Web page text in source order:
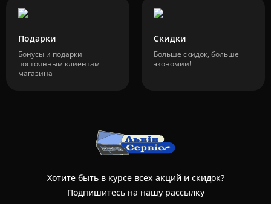
Подарки
Бонусы и подарки
постоянным клиентам
магазина
Скидки
Больше скидок, больше
экономии!
Хотите быть в курсе всех акций и скидок?
Подпишитесь на нашу рассылку